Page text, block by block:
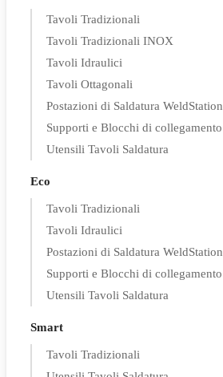
Tavoli Tradizionali
Tavoli Tradizionali INOX
Tavoli Idraulici
Tavoli Ottagonali
Postazioni di Saldatura WeldStation
Supporti e Blocchi di collegamento
Utensili Tavoli Saldatura
Eco
Tavoli Tradizionali
Tavoli Idraulici
Postazioni di Saldatura WeldStation
Supporti e Blocchi di collegamento
Utensili Tavoli Saldatura
Smart
Tavoli Tradizionali